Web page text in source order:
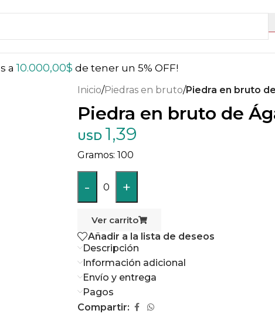
a10.000,00$ de tener un 5% OFF!
Inicio/Piedras en bruto/Piedra en bruto
Piedra en bruto de
USD 1,39
100
- 0 +
Ver carrito
Añadir a la lista de deseos
Descripción
Información adicional
Envío y entrega
Pagos
Compartir: